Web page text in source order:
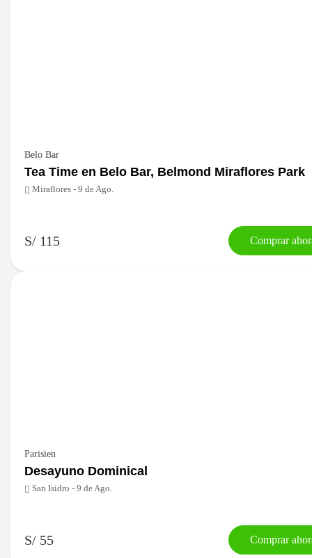
Belo Bar
Tea Time en Belo Bar, Belmond Miraflores Park
Miraflores - 9 de Ago.
S/ 115 Comprar
Parisien
Desayuno Dominical
San Isidro - 9 de Ago.
S/ 55 Comprar